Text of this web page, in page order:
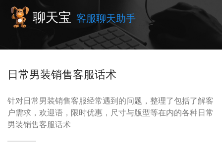
聊天宝 客服聊天助手
日常男装销售客服话术
针对日常男装销售客服经常遇到的问题，整理了包括了解客
户需求，欢迎语，限时优惠，尺寸与版型等在内的各种日常
男装销售客服话术